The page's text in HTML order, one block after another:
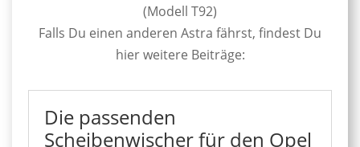
(Modell T92)
Falls Du einen anderen Astra fährst, findest Du
hier weitere Beiträge:
Die passenden
Scheibenwischer für den Opel